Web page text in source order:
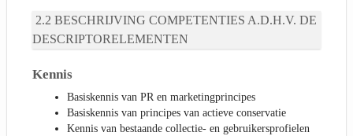
BESCHRIJVING COMPETENTIES A.D.H.V. DE
DESCRIPTORELEMENTEN
Kennis
Basiskennis van PR en marketingprincipes
Basiskennis van principes van actieve conservatie
Kennis van bestaande collectie- en gebruikersprofielen